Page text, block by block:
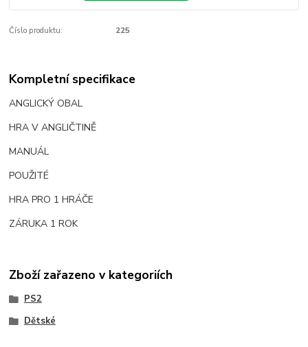
Číslo produktu: 225
Kompletní specifikace
ANGLICKÝ OBAL
HRA V ANGLIČTINĚ
MANUÁL
POUŽITÉ
HRA PRO 1 HRÁČE
ZÁRUKA 1 ROK
Zboží zařazeno v kategoriích
PS2
Dětské